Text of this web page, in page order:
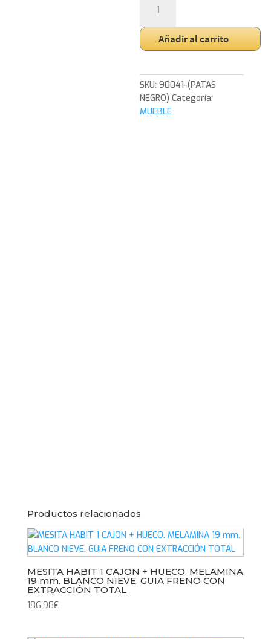
PUSH
4
CAJONES.
MELAMINA
19mm
(PATAS
METAL
Añadir al carrito
SKU:90041-(PATAS
NEGRO) Categoría:
MUEBLE
Productos relacionados
MESITA HABIT 1 CAJON + HUECO. MELAMINA
19 mm. BLANCO NIEVE. GUIA FRENO CON
EXTRACCIÓN TOTAL
186,98€